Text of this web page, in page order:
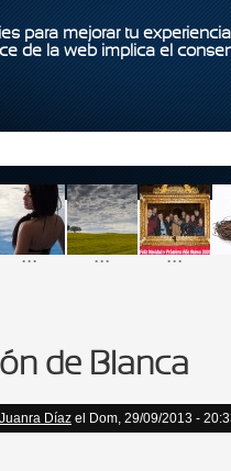
para mejorar tu
de la web implica el
... ... ...
de Blanca
Juanra Díaz el Dom, 29/09/2013 -